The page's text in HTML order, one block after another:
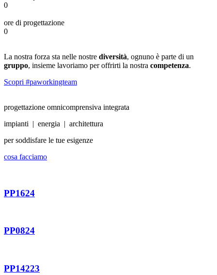
0
ore di progettazione
0
La nostra forza sta nelle nostre diversità, ognuno è parte di un
gruppo, insieme lavoriamo per offrirti la nostra competenza.
Scopri #paworkingteam
progettazione omnicomprensiva integrata
impianti | energia | architettura
per soddisfare le tue esigenze
cosa facciamo
PP1624
PP0824
PP14223